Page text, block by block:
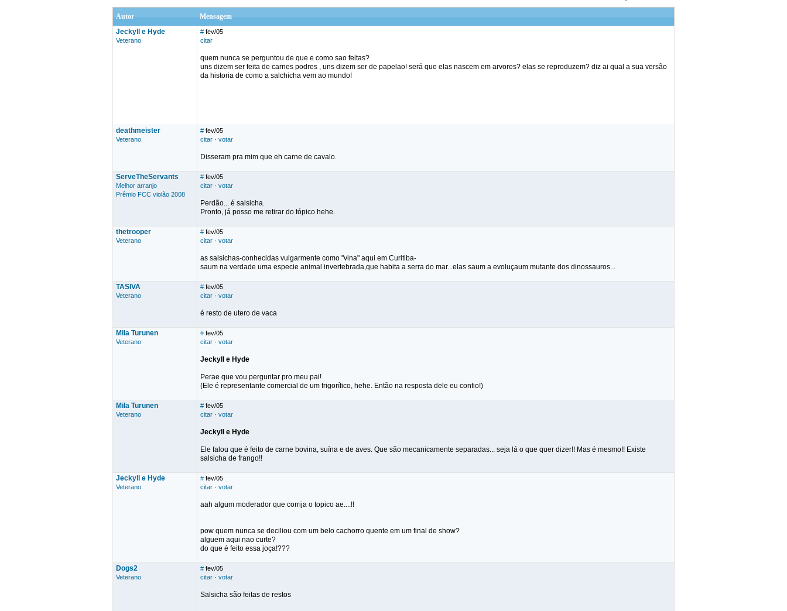
Autor
Mensagem
Jeckyll e Hyde
Veterano
# fev/05
citar
quem nunca se perguntou de que e como sao feitas?
uns dizem ser feita de carnes podres , uns dizem ser de papelao! será que elas nascem em arvores? elas se reproduzem? diz ai qual a sua versão
da historia de como a salchicha vem ao mundo!
deathmeister
Veterano
# fev/05
citar · votar
Disseram pra mim que eh carne de cavalo.
ServeTheServants
Melhor arranjo
Prêmio FCC violão 2008
# fev/05
citar · votar
Perdão... é salsicha.
Pronto, já posso me retirar do tópico hehe.
thetrooper
Veterano
# fev/05
citar · votar
as salsichas-conhecidas vulgarmente como "vina" aqui em Curitiba-
saum na verdade uma especie animal invertebrada,que habita a serra do mar...elas saum a evoluçaum mutante dos dinossauros...
TASIVA
Veterano
# fev/05
citar · votar
é resto de utero de vaca
Mila Turunen
Veterano
# fev/05
citar · votar
Jeckyll e Hyde
Perae que vou perguntar pro meu pai!
(Ele é representante comercial de um frigorífico, hehe. Então na resposta dele eu confio!)
Mila Turunen
Veterano
# fev/05
citar · votar
Jeckyll e Hyde
Ele falou que é feito de carne bovina, suína e de aves. Que são mecanicamente separadas... seja lá o que quer dizer!! Mas é mesmo!! Existe
salsicha de frango!!
Jeckyll e Hyde
Veterano
# fev/05
citar · votar
aah algum moderador que corrija o topico ae....!!
pow quem nunca se deciliou com um belo cachorro quente em um final de show?
alguem aqui nao curte?
do que é feito essa joça!???
Dogs2
Veterano
# fev/05
citar · votar
Salsicha são feitas de restos